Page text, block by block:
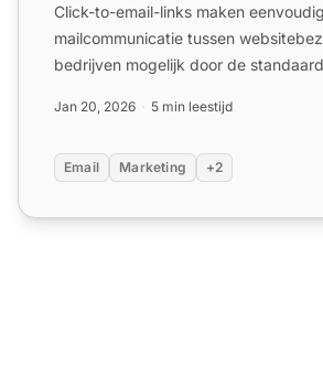
Click-to-email-links maken
mailcommunicatie tussen
bedrijven mogelijk door de
Jan 20, 2026 5 min leestijd
Email Marketing +2